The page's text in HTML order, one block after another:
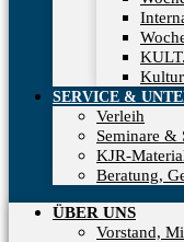
SERVICE &
Verleih
Seminare &
KJR-
Beratung,
ÜBER UNS
Vorstand,